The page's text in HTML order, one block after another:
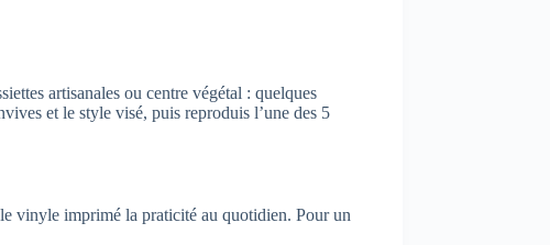
artisanales ou centre végétal : quelques
et le style visé, puis reproduis l’une des 5
vinyle imprimé la praticité au quotidien. Pour un